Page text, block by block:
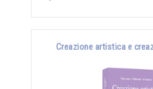
Creazione artistica e